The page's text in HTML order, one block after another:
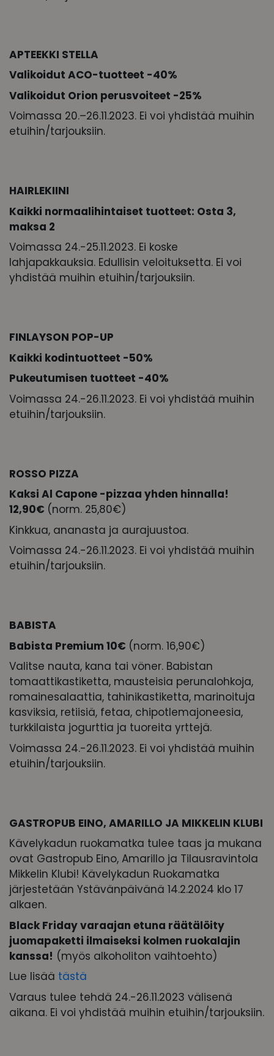
APTEEKKI STELLA
Valikoidut ACO-tuotteet -40%
Valikoidut Orion perusvoiteet -25%
Voimassa 20.–26.11.2023. Ei voi yhdistää muihin
etuihin/tarjouksiin.
HAIRLEKIINI
Kaikki normaalihintaiset tuotteet: Osta 3,
maksa 2
Voimassa 24.-25.11.2023. Ei koske
lahjapakkauksia. Edullisin veloituksetta. Ei voi
yhdistää muihin etuihin/tarjouksiin.
FINLAYSON POP-UP
Kaikki kodintuotteet -50%
Pukeutumisen tuotteet -40%
Voimassa 24.-26.11.2023. Ei voi yhdistää muihin
etuihin/tarjouksiin.
ROSSO PIZZA
Kaksi Al Capone -pizzaa yhden hinnalla!
12,90€ (norm. 25,80€)
Kinkkua, ananasta ja aurajuustoa.
Voimassa 24.-26.11.2023. Ei voi yhdistää muihin
etuihin/tarjouksiin.
BABISTA
Babista Premium 10€ (norm. 16,90€)
Valitse nauta, kana tai vöner. Babistan
tomaattikastiketta, mausteisia perunalohkoja,
romainesalaattia, tahinikastiketta, marinoituja
kasviksia, retiisiä, fetaa, chipotlemajoneesia,
turkkilaista jogurttia ja tuoreita yrttejä.
Voimassa 24.-26.11.2023. Ei voi yhdistää muihin
etuihin/tarjouksiin.
GASTROPUB EINO, AMARILLO JA MIKKELIN KLUBI
Kävelykadun ruokamatka tulee taas ja mukana
ovat Gastropub Eino, Amarillo ja Tilausravintola
Mikkelin Klubi! Kävelykadun Ruokamatka
järjestetään Ystävänpäivänä 14.2.2024 klo 17
alkaen.
Black Friday varaajan etuna räätälöity
juomapaketti ilmaiseksi kolmen ruokalajin
kanssa! (myös alkoholiton vaihtoehto)
Lue lisää tästä
Varaus tulee tehdä 24.-26.11.2023 välisenä
aikana. Ei voi yhdistää muihin etuihin/tarjouksiin.